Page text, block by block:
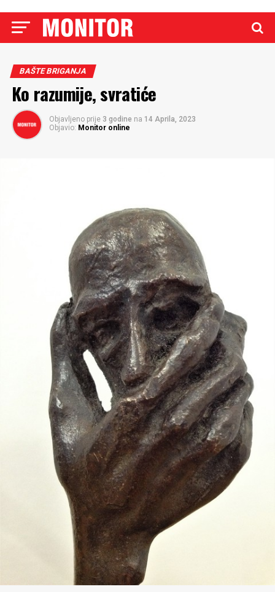
BAŠTE BRIGANJA
Ko razumije, svratiće
Objavljeno prije 3 godine na 14 Aprila, 2023
Objavio: Monitor online